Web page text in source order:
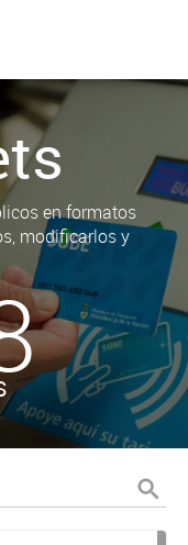
en formatos
modificarlos y